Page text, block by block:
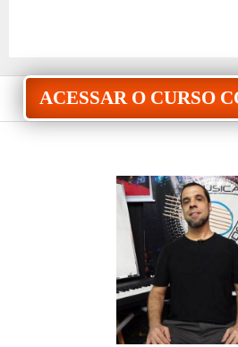
ACESSAR O CURSO